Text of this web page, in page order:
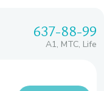
637-88-99
A1, МТС, Life